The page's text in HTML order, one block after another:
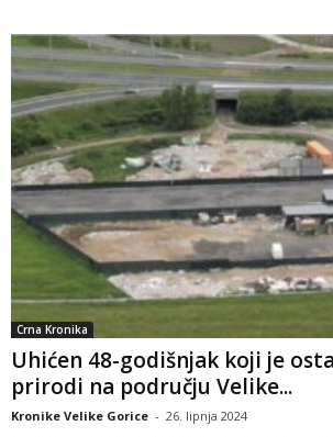
Crna Kronika
Uhićen 48-godišnjak koji je
prirodi na području Velike...
Kronike Velike Gorice - 26. lipnja 2024